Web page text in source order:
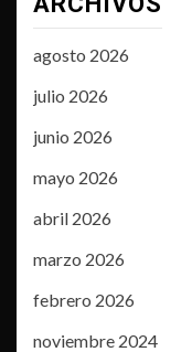
agosto 2026
julio 2026
junio 2026
mayo 2026
abril 2026
marzo 2026
febrero 2026
noviembre 2024